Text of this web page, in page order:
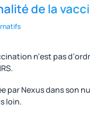
de la
n’est pas
par Nexus dans son
loin.